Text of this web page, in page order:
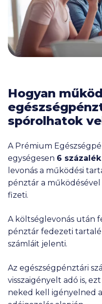
Hogyan
spórolhatok
A Prémium
egységesen 6
levonás a működési
pénztár a
fizeti.
A költséglevonás után
pénztár fedezeti
számláit jelenti.
Az egészségpénztári
visszaigényelt adó is,
neked kell igényelned